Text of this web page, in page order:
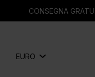
CONSEGNA
EURO